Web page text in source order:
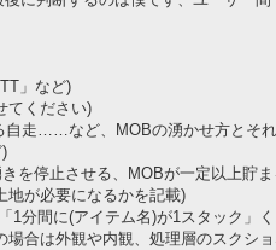
」など)
てください)
走……など、MOBの湧かせ方とそ
を停止させる、MOBが一定以上
地が必要になるかを記載)
分間に(アイテム名)が1スタック」
合は外観や内観、処理層のスクシ